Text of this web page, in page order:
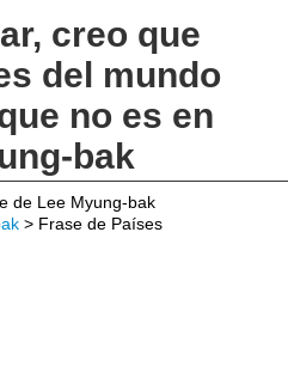
creo que
del mundo
no es en
bak
de Lee Myung-bak
> Frase de Países